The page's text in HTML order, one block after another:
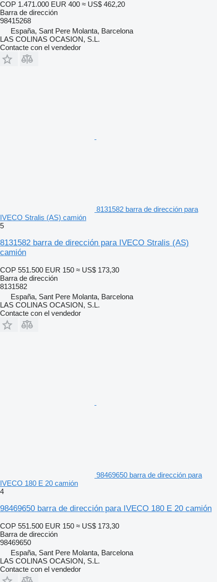
COP 1.471.000 EUR 400 ≈ US$ 462,20
Barra de dirección
98415268
España, Sant Pere Molanta, Barcelona
LAS COLINAS OCASION, S.L.
Contacte con el vendedor
8131582 barra de dirección para
IVECO Stralis (AS) camión
5
8131582 barra de dirección para IVECO Stralis (AS)
camión
COP 551.500 EUR 150 ≈ US$ 173,30
Barra de dirección
8131582
España, Sant Pere Molanta, Barcelona
LAS COLINAS OCASION, S.L.
Contacte con el vendedor
98469650 barra de dirección para
IVECO 180 E 20 camión
4
98469650 barra de dirección para IVECO 180 E 20 camión
COP 551.500 EUR 150 ≈ US$ 173,30
Barra de dirección
98469650
España, Sant Pere Molanta, Barcelona
LAS COLINAS OCASION, S.L.
Contacte con el vendedor